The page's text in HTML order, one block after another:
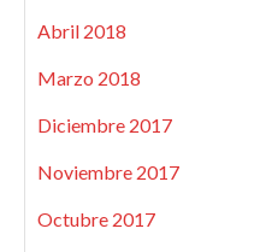
Abril 2018
Marzo 2018
Diciembre 2017
Noviembre 2017
Octubre 2017